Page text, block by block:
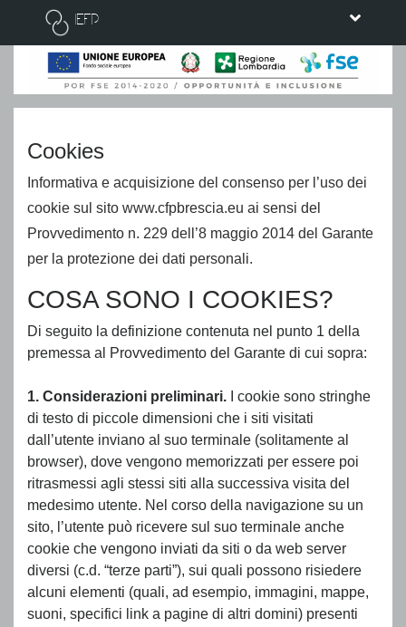
IEFP
Cookies
Informativa e acquisizione del consenso per l’uso dei
cookie sul sito www.cfpbrescia.eu ai sensi del
Provvedimento n. 229 dell’8 maggio 2014 del Garante
per la protezione dei dati personali.
COSA SONO I COOKIES?
Di seguito la definizione contenuta nel punto 1 della
premessa al Provvedimento del Garante di cui sopra:
1. Considerazioni preliminari. I cookie sono stringhe
di testo di piccole dimensioni che i siti visitati
dall’utente inviano al suo terminale (solitamente al
browser), dove vengono memorizzati per essere poi
ritrasmessi agli stessi siti alla successiva visita del
medesimo utente. Nel corso della navigazione su un
sito, l’utente può ricevere sul suo terminale anche
cookie che vengono inviati da siti o da web server
diversi (c.d. “terze parti”), sui quali possono risiedere
alcuni elementi (quali, ad esempio, immagini, mappe,
suoni, specifici link a pagine di altri domini) presenti